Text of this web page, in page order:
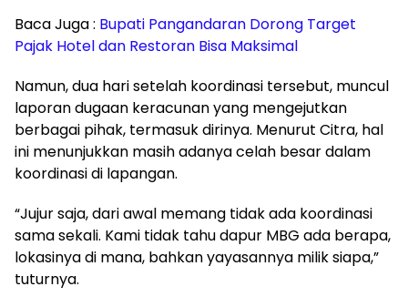
Baca Juga : Bupati Pangandaran Dorong Target
Pajak Hotel dan Restoran Bisa Maksimal
Namun, dua hari setelah koordinasi tersebut, muncul
laporan dugaan keracunan yang mengejutkan
berbagai pihak, termasuk dirinya. Menurut Citra, hal
ini menunjukkan masih adanya celah besar dalam
koordinasi di lapangan.
“Jujur saja, dari awal memang tidak ada koordinasi
sama sekali. Kami tidak tahu dapur MBG ada berapa,
lokasinya di mana, bahkan yayasannya milik siapa,”
tuturnya.